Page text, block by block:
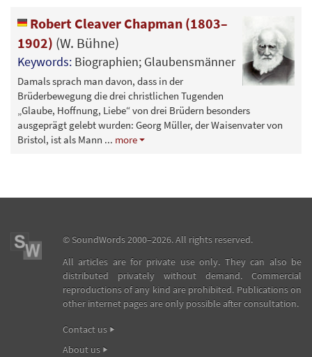
Robert Cleaver Chapman (1803–
1902) (W. Bühne)
Keywords: Biographien; Glaubensmänner
Damals sprach man davon, dass in der
Brüderbewegung die drei christlichen Tugenden
„Glaube, Hoffnung, Liebe“ von drei Brüdern besonders
ausgeprägt gelebt wurden: Georg Müller, der Waisenvater von
Bristol, ist als Mann ... more
©SoundWords2000–2026. All rights reserved.
All articles are for private use only. They can also be
distributed privately without demand. Commercial
reproductions of any kind are prohibited. Publications on
other internet pages are only possible after consultation.
Contact us
About us